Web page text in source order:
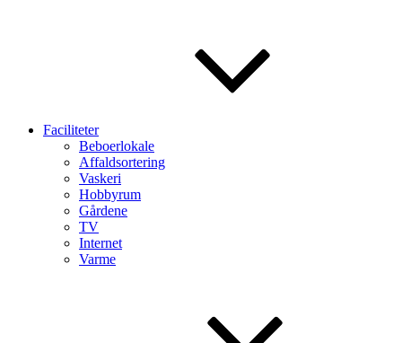
Faciliteter
Beboerlokale
Affaldsortering
Vaskeri
Hobbyrum
Gårdene
TV
Internet
Varme